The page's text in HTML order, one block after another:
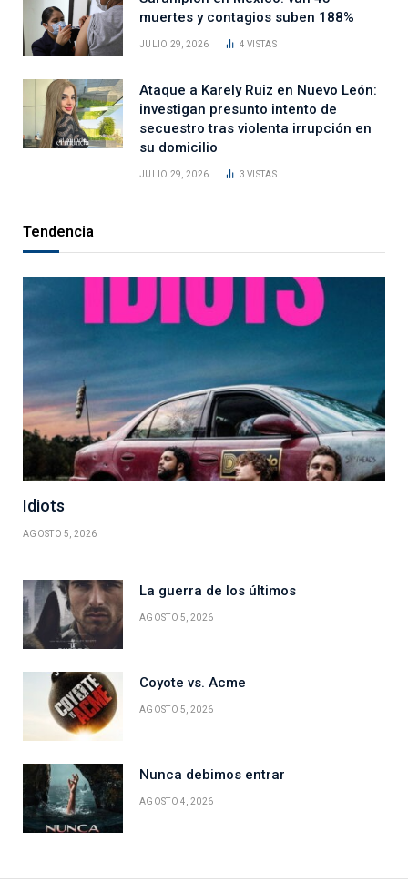
muertes y contagios suben 188%
JULIO 29, 2026 4VISTAS
Ataque a Karely Ruiz en Nuevo León:
investigan presunto intento de
secuestro tras violenta irrupción en
su domicilio
JULIO 29, 2026 3VISTAS
Tendencia
Idiots
AGOSTO 5, 2026
La guerra de los últimos
AGOSTO 5, 2026
Coyote vs. Acme
AGOSTO 5, 2026
Nunca debimos entrar
AGOSTO 4, 2026